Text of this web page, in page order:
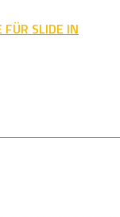
SLIDE IN